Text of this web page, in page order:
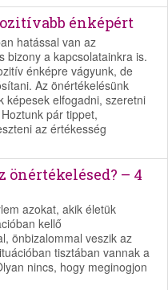
énképért
hatással van az
bizony a kapcsolatainkra is.
énképre vágyunk, de
Az önértékelésünk
képesek elfogadni, szeretni
pár tippet,
az értékesség
önértékelésed? – 4
azokat, akik életük
kellő
önbizalommal veszik az
tisztában vannak a
nincs, hogy meginogjon